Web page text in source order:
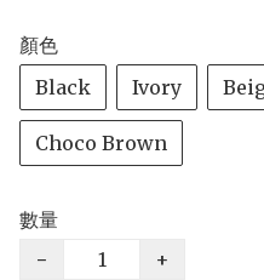
顏色
Black
Ivory
Choco Brown
數量
−
+